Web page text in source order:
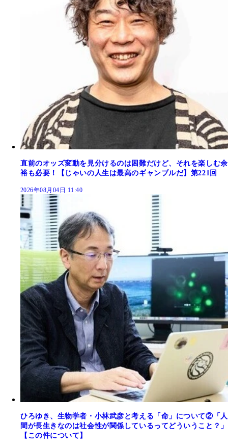
直前のオッズ変動を見分けるのは困難だけど、それを楽しむ余
裕も必要！【じゃいの人生は最高のギャンブルだ】第221回
2026年08月04日 11:40
ひろゆき、生物学者・小林武彦と考える「命」について②「人
間が長生きなのは社会性が関係しているってどういうこと？」
【この件について】